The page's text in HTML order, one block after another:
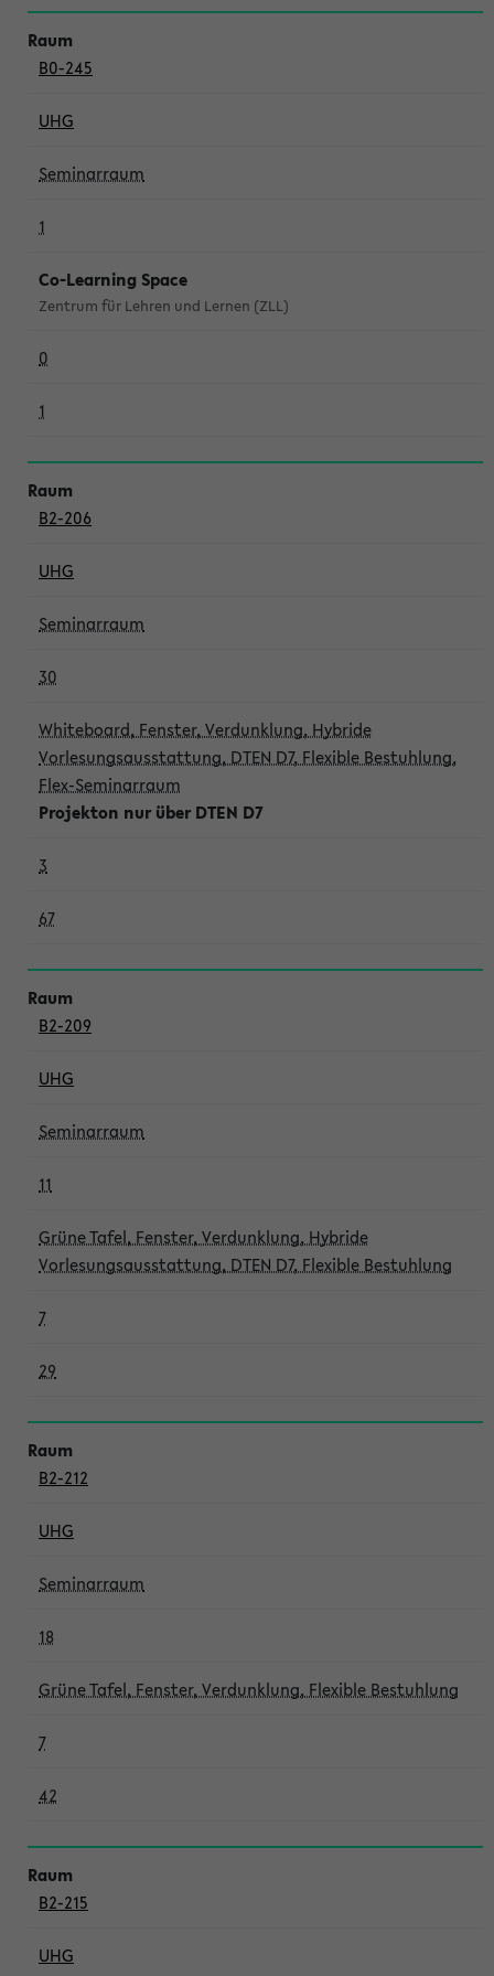
B0-245
UHG
Seminarraum
1
Co-Learning Space
Zentrum für Lehren und Lernen (ZLL)
0
1
B2-206
UHG
Seminarraum
30
Whiteboard, Fenster, Verdunklung, Hybride
Vorlesungsausstattung, DTEN D7, Flexible Bestuhlung,
Flex-Seminarraum
Projekton nur über DTEN D7
3
67
B2-209
UHG
Seminarraum
11
Grüne Tafel, Fenster, Verdunklung, Hybride
Vorlesungsausstattung, DTEN D7, Flexible Bestuhlung
7
29
B2-212
UHG
Seminarraum
18
Grüne Tafel, Fenster, Verdunklung, Flexible Bestuhlung
7
42
B2-215
UHG